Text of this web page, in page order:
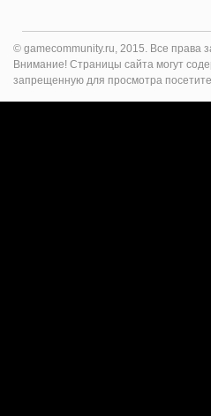
© gamecommunity.ru, 2015. Все права
Внимание! Страницы сайта могут
запрещенную для просмотра